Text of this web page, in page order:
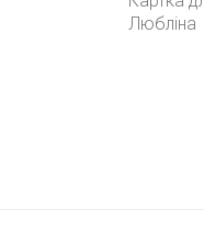
Любліна